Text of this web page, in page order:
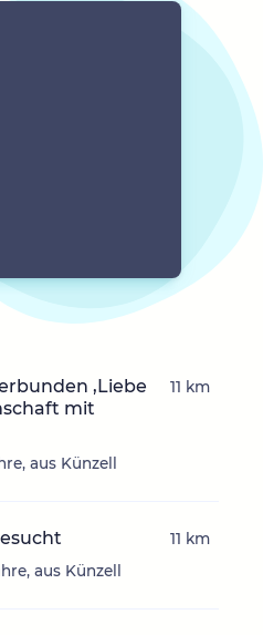
,Liebe
mit
aus Künzell
11 km
aus Künzell
11 km